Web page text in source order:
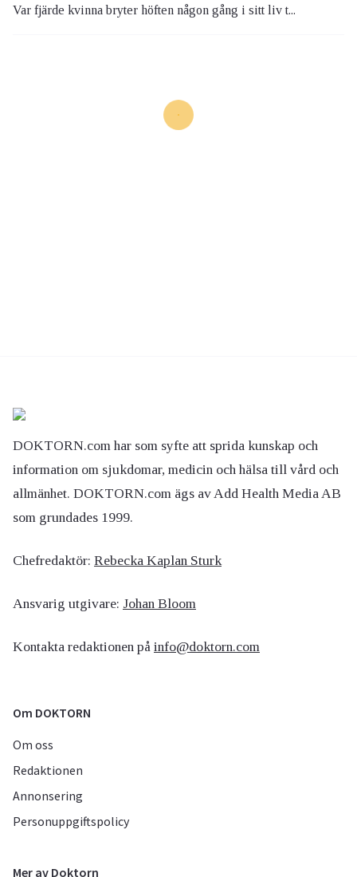
Var fjärde kvinna bryter höften någon gång i sitt liv t...
DOKTORN.com har som syfte att sprida kunskap och
information om sjukdomar, medicin och hälsa till vård och
allmänhet. DOKTORN.com ägs av Add Health Media AB
som grundades 1999.
Chefredaktör: Rebecka Kaplan Sturk
Ansvarig utgivare: Johan Bloom
Kontakta redaktionen på info@doktorn.com
Om DOKTORN
Om oss
Redaktionen
Annonsering
Personuppgiftspolicy
Mer av Doktorn